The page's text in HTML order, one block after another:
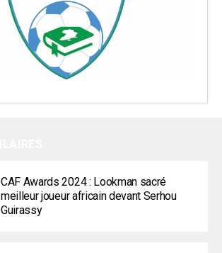
CAF Awards 2024 : Lookman sacré
meilleur joueur africain devant Serhou
Guirassy